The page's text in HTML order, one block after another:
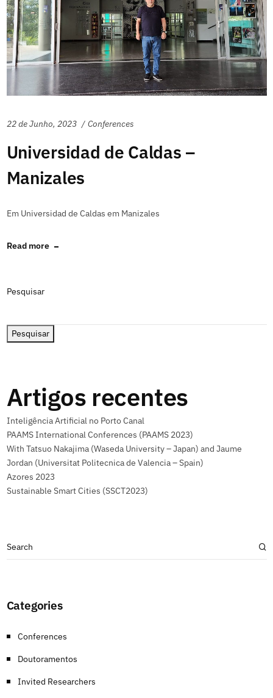
22 de Junho, 2023 Conferences
Universidad de Caldas –
Manizales
Em Universidad de Caldas em Manizales
Read more
Pesquisar
Pesquisar
Artigos recentes
Inteligência Artificial no Porto Canal
PAAMS International Conferences (PAAMS 2023)
With Tatsuo Nakajima (Waseda University – Japan) and Jaume
Jordan (Universitat Politecnica de Valencia – Spain)
Azores 2023
Sustainable Smart Cities (SSCT2023)
Categories
Conferences
Doutoramentos
Invited Researchers